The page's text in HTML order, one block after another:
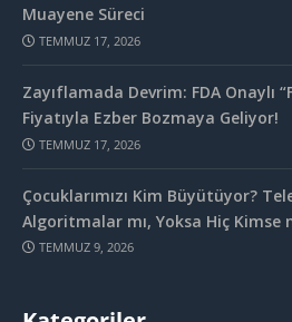
Muayene Süreci
TEMMUZ 17, 2026
Zayıflamada Devrim: FDA Onaylı
Fiyatıyla Ezber Bozmaya Geliyor!
TEMMUZ 17, 2026
Çocuklarımızı Kim Büyütüyor?
Algoritmalar mı, Yoksa Hiç Kimse
TEMMUZ 9, 2026